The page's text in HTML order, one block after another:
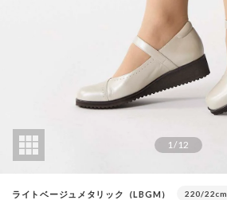
1/12
ライトベージュメタリック（LBGM） 220/22cm